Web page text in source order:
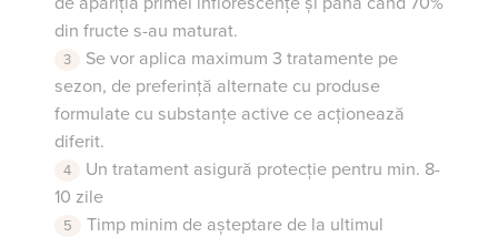
din fructe s-au maturat.
Se vor aplica maximum 3 tratamente pe
sezon, de preferință alternate cu produse
formulate cu substanțe active ce acționează
diferit.
Un tratament asigură protecție pentru min. 8-
10 zile
Timp minim de așteptare de la ultimul